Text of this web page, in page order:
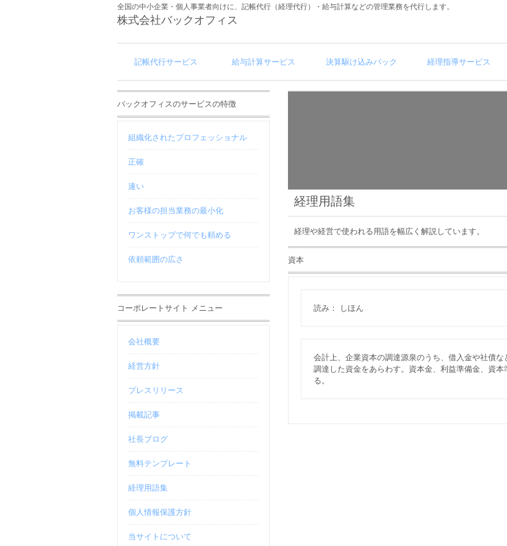
全国の中小企業・個人事業者向けに、記帳代行（経理代行）・給与計算などの管理業務を代行します。
株式会社バックオフィス
記帳代行サービス 給与計算サービス 決算駆け込みパック 経理指導サービス
経理用語集
経理や経営で使われる用語を幅広く解説しています。
資本
読み： しほん
会計上、企業資本の調達源泉のうち、借入金や社債
調達した資金をあらわす。資本金、利益準備金、資
る。
バックオフィスのサービスの特徴
組織化されたプロフェッショナル
正確
速い
お客様の担当業務の最小化
ワンストップで何でも頼める
依頼範囲の広さ
コーポレートサイト メニュー
会社概要
経営方針
プレスリリース
掲載記事
社長ブログ
無料テンプレート
経理用語集
個人情報保護方針
当サイトについて